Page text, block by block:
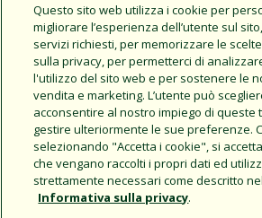
Support
L'azienda
Questo sito web utilizza i cookie per
migliorare l’esperienza dell’utente sul
servizi richiesti, per memorizzare le
sulla privacy, per permetterci di
l'utilizzo del sito web e per sostenere le
vendita e marketing. L’utente può
acconsentire al nostro impiego di queste
gestire ulteriormente le sue preferenze.
selezionando "Accetta i cookie", si
che vengano raccolti i propri dati ed
strettamente necessari come descritto
Informativa sulla privacy.